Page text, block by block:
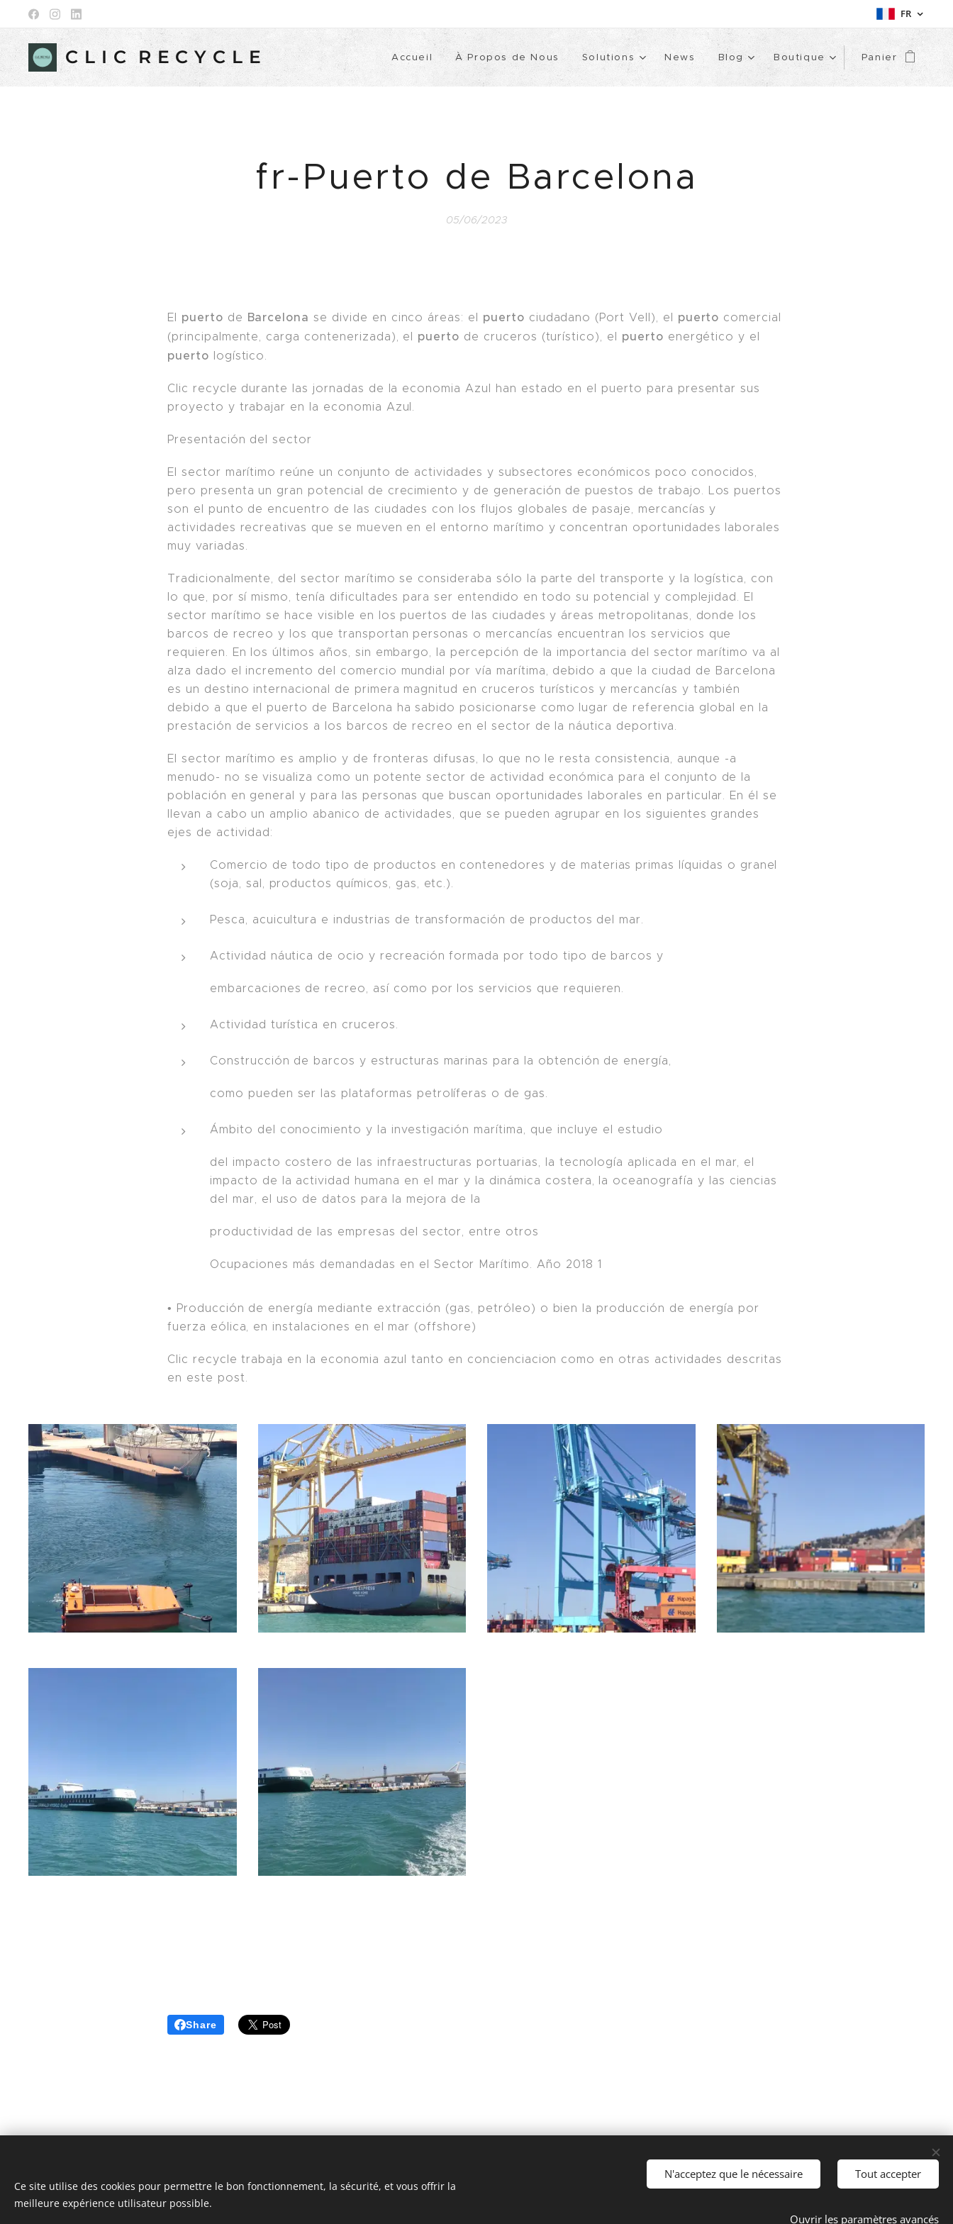
FR
C L I C R E C Y C L E Accueil À Propos de Nous Solutions News Blog Boutique Panier
fr-Puerto de Barcelona
05/06/2023
El puerto de Barcelona se divide en cinco áreas: el puerto ciudadano (Port Vell), el puerto comercial
(principalmente, carga contenerizada), el puerto de cruceros (turístico), el puerto energético y el
puerto logístico.
Clic recycle durante las jornadas de la economia Azul han estado en el puerto para presentar sus
proyecto y trabajar en la economia Azul.
Presentación del sector
El sector marítimo reúne un conjunto de actividades y subsectores económicos poco conocidos,
pero presenta un gran potencial de crecimiento y de generación de puestos de trabajo. Los puertos
son el punto de encuentro de las ciudades con los flujos globales de pasaje, mercancías y
actividades recreativas que se mueven en el entorno marítimo y concentran oportunidades laborales
muy variadas.
Tradicionalmente, del sector marítimo se consideraba sólo la parte del transporte y la logística, con
lo que, por sí mismo, tenía dificultades para ser entendido en todo su potencial y complejidad. El
sector marítimo se hace visible en los puertos de las ciudades y áreas metropolitanas, donde los
barcos de recreo y los que transportan personas o mercancías encuentran los servicios que
requieren. En los últimos años, sin embargo, la percepción de la importancia del sector marítimo va al
alza dado el incremento del comercio mundial por vía marítima, debido a que la ciudad de Barcelona
es un destino internacional de primera magnitud en cruceros turísticos y mercancías y también
debido a que el puerto de Barcelona ha sabido posicionarse como lugar de referencia global en la
prestación de servicios a los barcos de recreo en el sector de la náutica deportiva.
El sector marítimo es amplio y de fronteras difusas, lo que no le resta consistencia, aunque -a
menudo- no se visualiza como un potente sector de actividad económica para el conjunto de la
población en general y para las personas que buscan oportunidades laborales en particular. En él se
llevan a cabo un amplio abanico de actividades, que se pueden agrupar en los siguientes grandes
ejes de actividad:
Comercio de todo tipo de productos en contenedores y de materias primas líquidas o granel
(soja, sal, productos químicos, gas, etc.).
Pesca, acuicultura e industrias de transformación de productos del mar.
Actividad náutica de ocio y recreación formada por todo tipo de barcos y
embarcaciones de recreo, así como por los servicios que requieren.
Actividad turística en cruceros.
Construcción de barcos y estructuras marinas para la obtención de energía,
como pueden ser las plataformas petrolíferas o de gas.
Ámbito del conocimiento y la investigación marítima, que incluye el estudio
del impacto costero de las infraestructuras portuarias, la tecnología aplicada en el mar, el
impacto de la actividad humana en el mar y la dinámica costera, la oceanografía y las ciencias
del mar, el uso de datos para la mejora de la
productividad de las empresas del sector, entre otros
Ocupaciones más demandadas en el Sector Marítimo. Año 2018 1
• Producción de energía mediante extracción (gas, petróleo) o bien la producción de energía por
fuerza eólica, en instalaciones en el mar (offshore)
Clic recycle trabaja en la economia azul tanto en concienciacion como en otras actividades descritas
en este post.
Share
© 2024 | Clic Recycle Tous Droits Réservés.
Termes et Conditions Politique de Confidentialité
Langues
Ce site utilise des cookies pour permettre le bon fonctionnement, la sécurité, et vous offrir la
meilleure expérience utilisateur possible.
N'acceptez que le nécessaire Tout accepter
Ouvrir les paramètres avancés